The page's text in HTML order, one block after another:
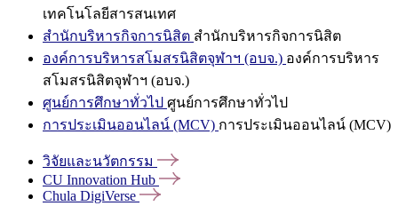
เทคโนโลยีสารสนเทศ
สำนักบริหารกิจการนิสิต สำนักบริหารกิจการนิสิต
องค์การบริหารสโมสรนิสิตจุฬาฯ (อบจ.) องค์การบริหาร
สโมสรนิสิตจุฬาฯ (อบจ.)
ศูนย์การศึกษาทั่วไป ศูนย์การศึกษาทั่วไป
การประเมินออนไลน์ (MCV) การประเมินออนไลน์ (MCV)
วิจัยและนวัตกรรม
CU Innovation Hub
Chula DigiVerse